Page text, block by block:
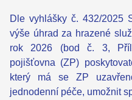
Dle vyhlášky č. 432/2025
výše úhrad za hrazené
rok 2026 (bod č. 3,
pojišťovna (ZP)
který má se ZP
jednodenní péče, umožnit